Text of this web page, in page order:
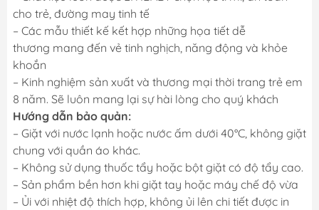
cho trẻ, đường may tinh tế
– Các mẫu thiết kế kết hợp những họa tiết dễ
thương mang đến vẻ tinh nghịch, năng động và khỏe
khoắn
– Kinh nghiệm sản xuất và thương mại thời trang trẻ em
8 năm. Sẽ luôn mang lại sự hài lòng cho quý khách
Hướng dẫn bảo quản:
– Giặt với nước lạnh hoặc nước ấm dưới 40°C, không giặt
chung với quần áo khác.
– Không sử dụng thuốc tẩy hoặc bột giặt có độ tẩy cao.
– Sản phẩm bền hơn khi giặt tay hoặc máy chế độ vừa
– Ủi với nhiệt độ thích hợp, không ủi lên chi tiết được in